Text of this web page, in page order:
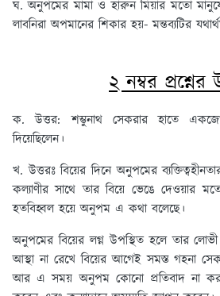
ঘ. অনুপমের মামা ও হারুন মিয়ার মতো
লাবনিরা অপমানের শিকার হয়- মন্তব্যটির
২ নম্বর প্রশ্নের
ক. উত্তর:শম্ভুনাথ সেকরার হাতে
দিয়েছিলেন।
খ. উত্তরঃবিয়ের দিনে অনুপমের
কল্যাণীর সাথে তার বিয়ে ভেঙে দেওয়ার
হতবিহ্বল হয়ে অনুপম এ কথা বলেছে।
অনুপমের বিয়ের লগ্ন উপস্থিত হলে তার লোভী
আস্থা না রেখে বিয়ের আগেই সমস্ত গহনা
আর এ সময় অনুপম কোনো প্রতিবাদ না